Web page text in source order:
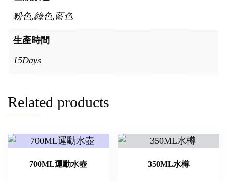
粉色,綠色,藍色
生產時間
15Days
Related products
700ML運動水壺 350ML水樽